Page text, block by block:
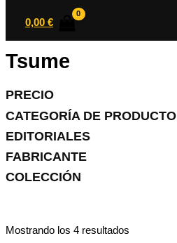
0,00 €
Tsume
PRECIO
CATEGORÍA DE PRODUCTO
EDITORIALES
FABRICANTE
COLECCIÓN
Mostrando los 4 resultados